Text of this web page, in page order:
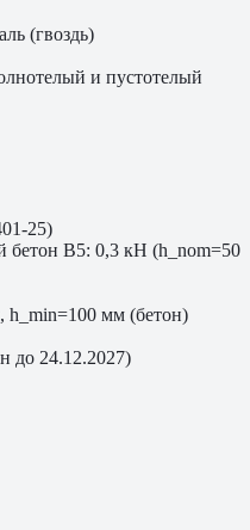
(гвоздь)
и пустотелый
25)
бетон B5: 0,3 кН (h_nom=50
h_min=100 мм (бетон)
до 24.12.2027)